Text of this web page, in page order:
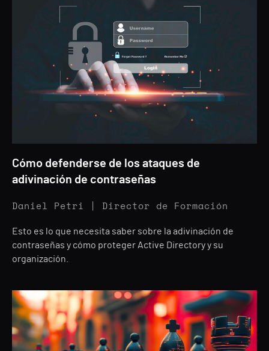
Cómo defenderse de los ataques de
adivinación de contraseñas
Daniel Petri | Director de Formación
Esto es lo que necesita saber sobre la adivinación de
contraseñas y cómo proteger Active Directory y su
organización.